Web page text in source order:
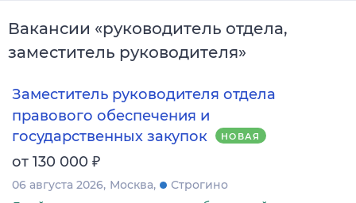
Вакансии «руководитель отдела,
заместитель руководителя»
Заместитель руководителя отдела
правового обеспечения и
государственных закупок
НОВАЯ
от 130 000 ₽
06 августа 2026 Москва
Строгино